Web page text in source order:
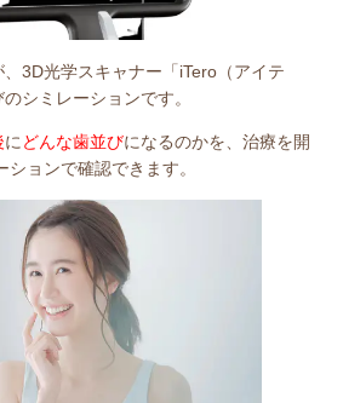
3D光学スキャナー「iTero（アイテ
シミレーションです。
に どんな歯並びになるのかを、治療を開
ョンで確認できます。